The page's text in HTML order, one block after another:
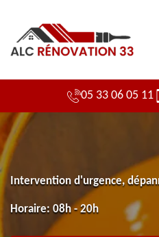
05 33 06 05 11
Intervention d'urgence,
Horaire: 08h - 20h